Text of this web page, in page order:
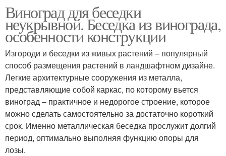
Виноград для беседки
неукрывной. Беседка из винограда,
особенности конструкции
Изгороди и беседки из живых растений – популярный
способ размещения растений в ландшафтном дизайне.
Легкие архитектурные сооружения из металла,
представляющие собой каркас, по которому вьется
виноград – практичное и недорогое строение, которое
можно сделать самостоятельно за достаточно короткий
срок. Именно металлическая беседка прослужит долгий
период, оптимально выполняя функцию опоры для
лозы.